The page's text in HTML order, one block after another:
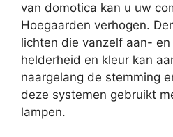
van domotica kan u uw
Hoegaarden verhogen.
lichten die vanzelf aan-
helderheid en kleur kan
naargelang de stemming
deze systemen gebruikt
lampen.